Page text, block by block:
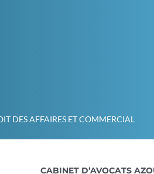
DES AFFAIRES ET COMMERCIAL
CABINET D’AVOCATS